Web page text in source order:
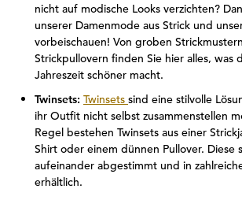
nicht auf modische Looks verzichten?
unserer Damenmode aus Strick und
vorbeischauen! Von groben
Strickpullovern finden Sie hier alles, was
Jahreszeit schöner macht.
Twinsets: Twinsets sind eine stilvolle
ihr Outfit nicht selbst zusammenstellen
Regel bestehen Twinsets aus einer
Shirt oder einem dünnen Pullover. Diese
aufeinander abgestimmt und in
erhältlich.